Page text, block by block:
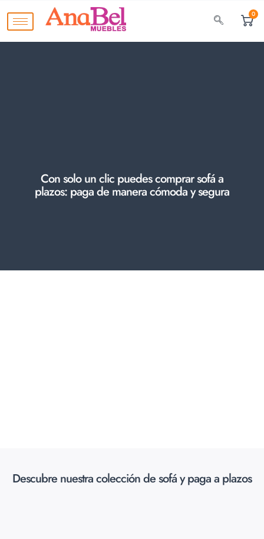
0
Con solo un clic puedes comprar sofá a
plazos: paga de manera cómoda y segura
Descubre nuestra colección de sofá y paga a plazos